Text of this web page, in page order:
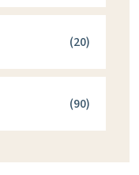
(20)
(90)